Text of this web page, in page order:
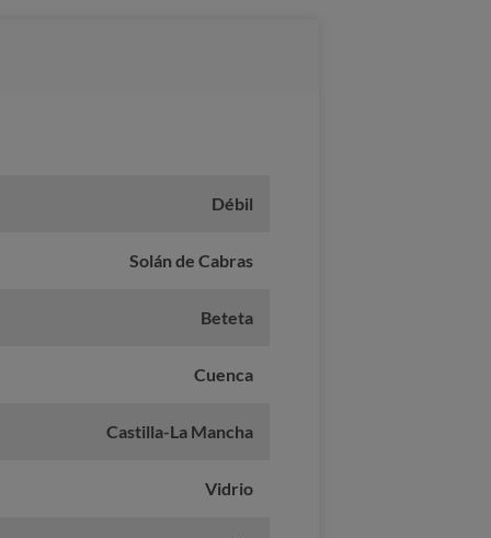
Débil
Solán de Cabras
Beteta
Cuenca
Castilla-La Mancha
Vidrio